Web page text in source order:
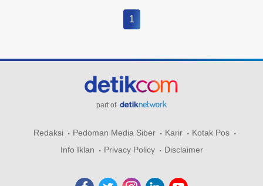
1
part of
Redaksi Pedoman Media Siber Karir
Kotak Pos
Info Iklan
Privacy Policy Disclaimer